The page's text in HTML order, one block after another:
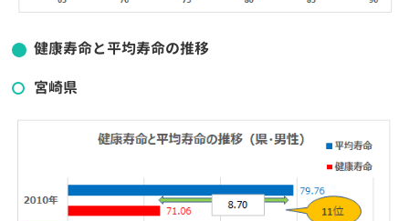
健康寿命と平均寿命の推移
宮崎県